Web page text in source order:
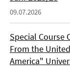
09.07.2026
Special Course
From the
America"